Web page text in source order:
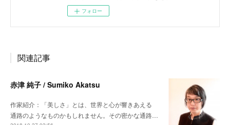
フォロー
関連記事
赤津 純子 / Sumiko Akatsu
作家紹介：「美しさ」とは、世界と心が響きあえる
通路のようなものかもしれません。その密かな通路…